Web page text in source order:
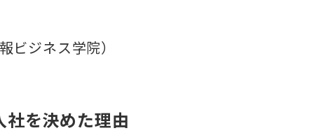
ビジネス学院）
を決めた理由